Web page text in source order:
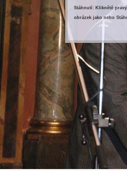
Stáhnutí: Kliknětě
obrázek jako nebo